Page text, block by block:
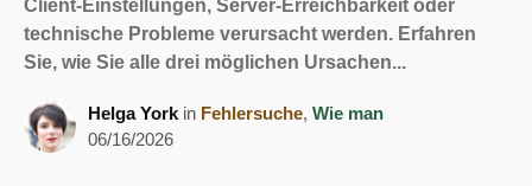
Client-Einstellungen, Server-Erreichbarkeit oder
technische Probleme verursacht werden. Erfahren
Sie, wie Sie alle drei möglichen Ursachen...
Helga York in Fehlersuche, Wie man
06/16/2026